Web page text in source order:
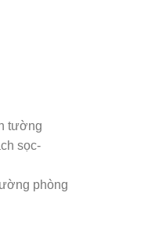
phòng